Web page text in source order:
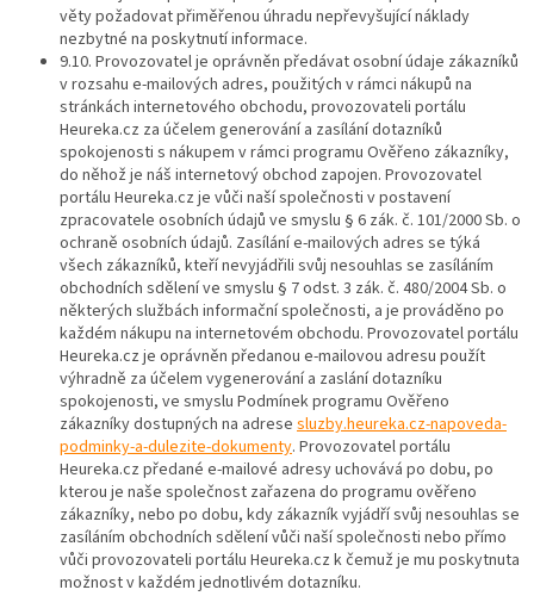
věty požadovat přiměřenou úhradu nepřevyšující náklady
nezbytné na poskytnutí informace.
9.10. Provozovatel je oprávněn předávat osobní údaje zákazníků
v rozsahu e-mailových adres, použitých v rámci nákupů na
stránkách internetového obchodu, provozovateli portálu
Heureka.cz za účelem generování a zasílání dotazníků
spokojenosti s nákupem v rámci programu Ověřeno zákazníky,
do něhož je náš internetový obchod zapojen. Provozovatel
portálu Heureka.cz je vůči naší společnosti v postavení
zpracovatele osobních údajů ve smyslu § 6 zák. č. 101/2000 Sb. o
ochraně osobních údajů. Zasílání e-mailových adres se týká
všech zákazníků, kteří nevyjádřili svůj nesouhlas se zasíláním
obchodních sdělení ve smyslu § 7 odst. 3 zák. č. 480/2004 Sb. o
některých službách informační společnosti, a je prováděno po
každém nákupu na internetovém obchodu. Provozovatel portálu
Heureka.cz je oprávněn předanou e-mailovou adresu použít
výhradně za účelem vygenerování a zaslání dotazníku
spokojenosti, ve smyslu Podmínek programu Ověřeno
zákazníky dostupných na adrese sluzby.heureka.cz-napoveda-
podminky-a-dulezite-dokumenty. Provozovatel portálu
Heureka.cz předané e-mailové adresy uchovává po dobu, po
kterou je naše společnost zařazena do programu ověřeno
zákazníky, nebo po dobu, kdy zákazník vyjádří svůj nesouhlas se
zasíláním obchodních sdělení vůči naší společnosti nebo přímo
vůči provozovateli portálu Heureka.cz k čemuž je mu poskytnuta
možnost v každém jednotlivém dotazníku.